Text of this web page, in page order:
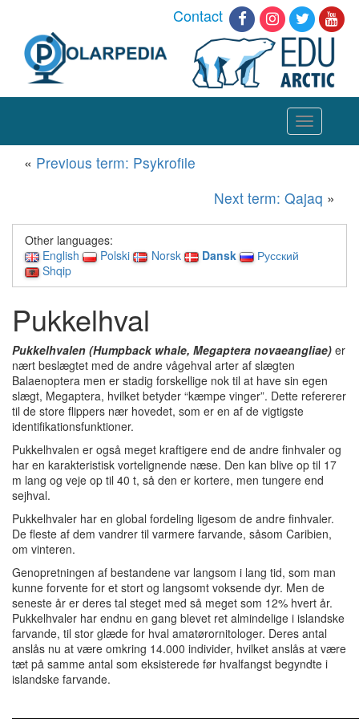
Contact
Toggle
navigation
« Previous term: Psykrofile
Next term: Qajaq »
Other languages:
English
Polski Norsk Dansk
Русский
Shqip
Pukkelhval
Pukkelhvalen (Humpback whale, Megaptera novaeangliae) er
nært beslægtet med de andre vågehval arter af slægten
Balaenoptera men er stadig forskellige nok til at have sin egen
slægt, Megaptera, hvilket betyder “kæmpe vinger”. Dette refererer
til de store flippers nær hovedet, som er en af de vigtigste
identifikationsfunktioner.
Pukkelhvalen er også meget kraftigere end de andre finhvaler og
har en karakteristisk vortelignende næse. Den kan blive op til 17
m lang og veje op til 40 t, så den er kortere, men tungere end
sejhval.
Pukkelhvaler har en global fordeling ligesom de andre finhvaler.
De fleste af dem vandrer til varmere farvande, såsom Caribien,
om vinteren.
Genopretningen af bestandene var langsom i lang tid, som man
kunne forvente for et stort og langsomt voksende dyr. Men de
seneste år er deres tal steget med så meget som 12% hvert år.
Pukkelhvaler har endnu en gang blevet ret almindelige i islandske
farvande, til stor glæde for hval amatørornitologer. Deres antal
anslås nu at være omkring 14.000 individer, hvilket anslås at være
tæt på samme antal som eksisterede før hvalfangst begyndte i
islandske farvande.